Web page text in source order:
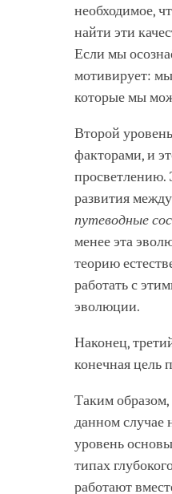
необходимое,
найти эти
Если мы
мотивирует:
которые мы
Второй
факторами, и
просветлению.
развития
путеводные
менее эта
теорию
работать с
эволюции.
Наконец,
конечная цель
Таким
данном случае
уровень
типах
работают